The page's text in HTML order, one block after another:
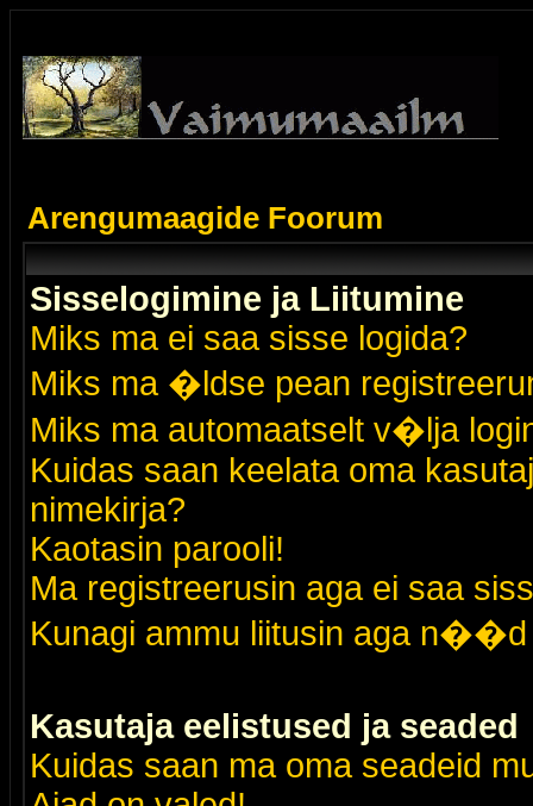
Arengumaagide Foorum
Sisselogimine ja Liitumine
Miks ma ei saa sisse logida?
Miks ma �ldse pean
Miks ma automaatselt v�lja
Kuidas saan keelata oma
nimekirja?
Kaotasin parooli!
Ma registreerusin aga ei saa
Kunagi ammu liitusin aga n��d
Kasutaja eelistused ja seaded
Kuidas saan ma oma seadeid